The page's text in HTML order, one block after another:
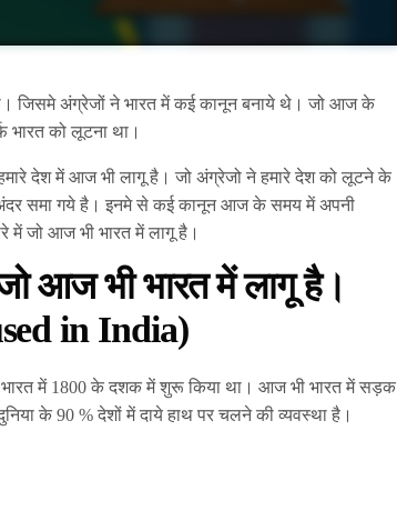
जिसमे अंग्रेजों ने भारत में कई कानून बनाये थे। जो आज के
भारत को लूटना था।
देश में आज भी लागू है। जो अंग्रेजो ने हमारे देश को लूटने के
समा गये है। इनमे से कई कानून आज के समय में अपनी
में जो आज भी भारत में लागू है।
आज भी भारत में लागू है।
in India)
में 1800 के दशक में शुरू किया था। आज भी भारत में सड़क
के 90 % देशों में दाये हाथ पर चलने की व्यवस्था है।